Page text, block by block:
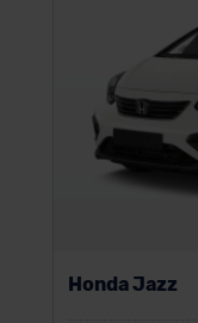
Honda Jazz